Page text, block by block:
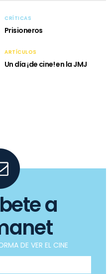
CRÍTICAS
Prisioneros
ARTÍCULOS
Un día ¡de cine! en la JMJ
a
DE VER EL CINE